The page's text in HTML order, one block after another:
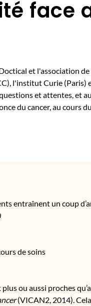
face
et l'association
l'institut Curie
et attentes, et
du cancer, au cours
entraînent un coup
de soins
ou aussi proches
(VICAN2, 2014).